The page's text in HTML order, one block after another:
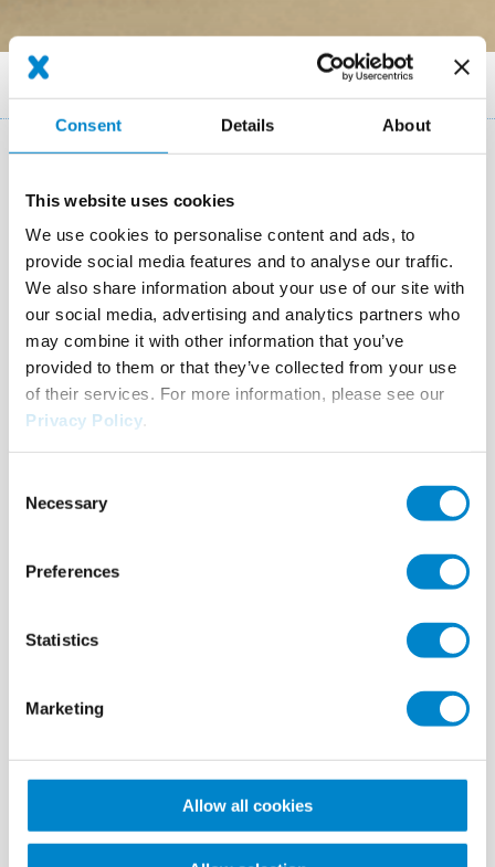
Consent Details About
This website uses cookies
We use cookies to personalise content and ads, to
provide social media features and to analyse our traffic.
We also share information about your use of our site with
our social media, advertising and analytics partners who
may combine it with other information that you’ve
provided to them or that they’ve collected from your use
of their services. For more information, please see our
Privacy Policy.
Selection
Necessary
Preferences
Statistics
Marketing
Allow all cookies
Breadcrumb Terrasse normande, Doudeville
Location Doudeville (Normandie)
Completion Novembre 2016
Area 74 m²
Authorised Contractor EJP
société EJP a été sollicitée par un particulier pour
En effet, celle-ci présentait de nombreuses
stationnés dans le garage sous-jacent, et
provoquant également le décollement du
carrelage.